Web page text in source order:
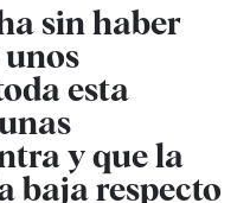
sin haber
esta
y que la
baja respecto